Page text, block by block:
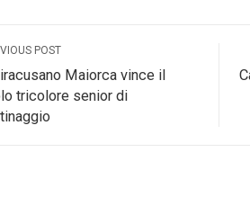
POST
Maiorca vince il
tricolore senior di